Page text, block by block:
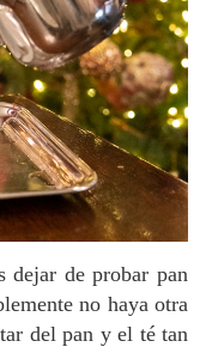
no haya otra
del pan y el té tan